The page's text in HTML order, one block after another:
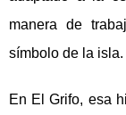
manera de
símbolo de la isla.
En El Grifo, esa